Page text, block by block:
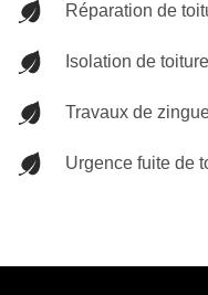
Réparation de
Isolation de
Travaux de
Urgence fuite de